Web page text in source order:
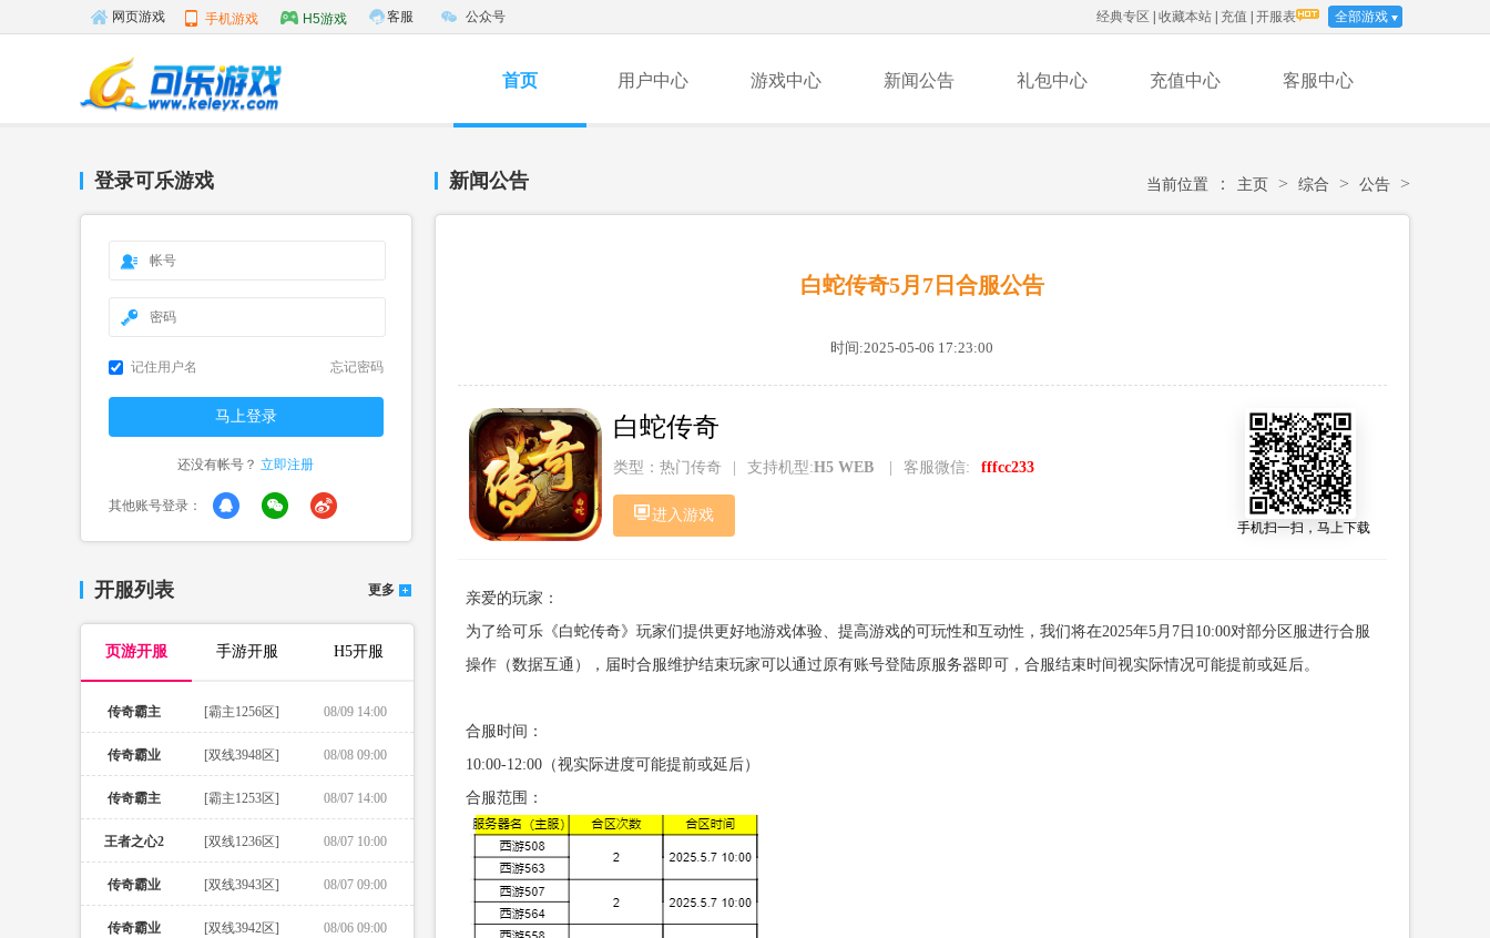
网页游戏 手机游戏 H5游戏 客服 公众号 经典专区 收藏本站 充值 开服表 全部游戏
首页 用户中心 游戏中心 新闻公告 礼包中心 充值中心 客服中心
登录可乐游戏
记住用户名 忘记密码
还没有帐号？ 立即注册
其他账号登录：
开服列表 更多
页游开服 手游开服 H5开服
传奇霸主 [霸主1256区] 08/09 14:00
传奇霸业 [双线3948区] 08/08 09:00
传奇霸主 [霸主1253区] 08/07 14:00
王者之心2 [双线1236区] 08/07 10:00
传奇霸业 [双线3943区] 08/07 09:00
传奇霸业 [双线3942区] 08/06 09:00
新闻公告 当前位置 ： 主页 > 综合 > 公告 >
白蛇传奇5月7日合服公告
时间:2025-05-06 17:23:00
白蛇传奇
类型：热门传奇 支持机型:H5 WEB 客服微信: fffcc233
进入游戏
手机扫一扫，马上下载
亲爱的玩家：
为了给可乐《白蛇传奇》玩家们提供更好地游戏体验、提高游戏的可玩性和互动性，我们将在2025年5月7日10:00对部分区服进行合服
操作（数据互通），届时合服维护结束玩家可以通过原有账号登陆原服务器即可，合服结束时间视实际情况可能提前或延后。
合服时间：
10:00-12:00（视实际进度可能提前或延后）
合服范围：